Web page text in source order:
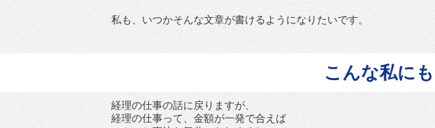
私も、いつかそんな文章が書けるようになりたいです。
こんな私に
経理の仕事の話に戻りますが、
経理の仕事って、金額が一発で合えば